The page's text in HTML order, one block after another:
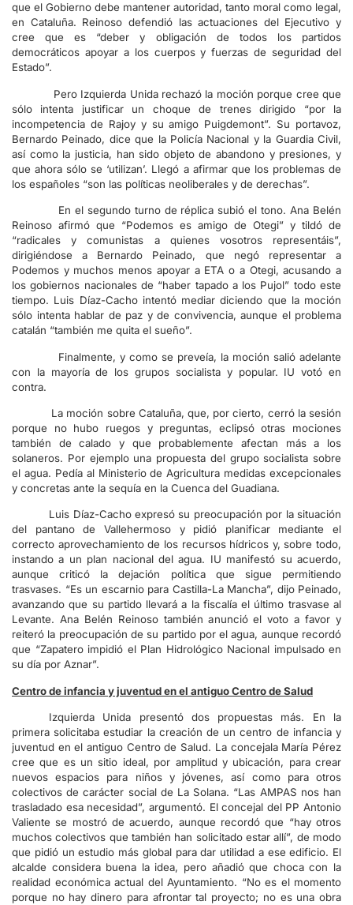
que el Gobierno debe mantener autoridad, tanto moral como legal,
en Cataluña. Reinoso defendió las actuaciones del Ejecutivo y
cree que es “deber y obligación de todos los partidos
democráticos apoyar a los cuerpos y fuerzas de seguridad del
Estado”.
Pero Izquierda Unida rechazó la moción porque cree que
sólo intenta justificar un choque de trenes dirigido “por la
incompetencia de Rajoy y su amigo Puigdemont”. Su portavoz,
Bernardo Peinado, dice que la Policía Nacional y la Guardia Civil,
así como la justicia, han sido objeto de abandono y presiones, y
que ahora sólo se ‘utilizan’. Llegó a afirmar que los problemas de
los españoles “son las políticas neoliberales y de derechas”.
En el segundo turno de réplica subió el tono. Ana Belén
Reinoso afirmó que “Podemos es amigo de Otegi” y tildó de
“radicales y comunistas a quienes vosotros representáis”,
dirigiéndose a Bernardo Peinado, que negó representar a
Podemos y muchos menos apoyar a ETA o a Otegi, acusando a
los gobiernos nacionales de “haber tapado a los Pujol” todo este
tiempo. Luis Díaz-Cacho intentó mediar diciendo que la moción
sólo intenta hablar de paz y de convivencia, aunque el problema
catalán “también me quita el sueño”.
Finalmente, y como se preveía, la moción salió adelante
con la mayoría de los grupos socialista y popular. IU votó en
contra.
La moción sobre Cataluña, que, por cierto, cerró la sesión
porque no hubo ruegos y preguntas, eclipsó otras mociones
también de calado y que probablemente afectan más a los
solaneros. Por ejemplo una propuesta del grupo socialista sobre
el agua. Pedía al Ministerio de Agricultura medidas excepcionales
y concretas ante la sequía en la Cuenca del Guadiana.
Luis Díaz-Cacho expresó su preocupación por la situación
del pantano de Vallehermoso y pidió planificar mediante el
correcto aprovechamiento de los recursos hídricos y, sobre todo,
instando a un plan nacional del agua. IU manifestó su acuerdo,
aunque criticó la dejación política que sigue permitiendo
trasvases. “Es un escarnio para Castilla-La Mancha”, dijo Peinado,
avanzando que su partido llevará a la fiscalía el último trasvase al
Levante. Ana Belén Reinoso también anunció el voto a favor y
reiteró la preocupación de su partido por el agua, aunque recordó
que “Zapatero impidió el Plan Hidrológico Nacional impulsado en
su día por Aznar”.
Centro de infancia y juventud en el antiguo Centro de Salud
Izquierda Unida presentó dos propuestas más. En la
primera solicitaba estudiar la creación de un centro de infancia y
juventud en el antiguo Centro de Salud. La concejala María Pérez
cree que es un sitio ideal, por amplitud y ubicación, para crear
nuevos espacios para niños y jóvenes, así como para otros
colectivos de carácter social de La Solana. “Las AMPAS nos han
trasladado esa necesidad”, argumentó. El concejal del PP Antonio
Valiente se mostró de acuerdo, aunque recordó que “hay otros
muchos colectivos que también han solicitado estar allí”, de modo
que pidió un estudio más global para dar utilidad a ese edificio. El
alcalde considera buena la idea, pero añadió que choca con la
realidad económica actual del Ayuntamiento. “No es el momento
porque no hay dinero para afrontar tal proyecto; no es una obra